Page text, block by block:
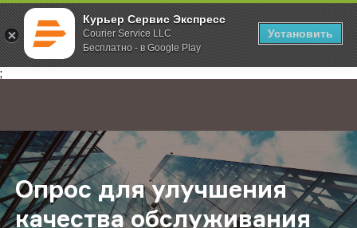
Курьер Сервис Экспресс
Courier Service LLC
Бесплатно - в Google Play
Установить
;
Главная О компании Новости Опрос для улучшения качества
Опрос для улучшения
качества обслуживания